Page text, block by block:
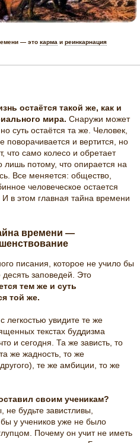
— это карма и реинкарнация
остаётся такой же, как и
мира. Снаружи может
суть остаётся та же. Человек,
поворачивается и вертится, но
что само колесо и обретает
лишь потому, что опирается на
Все меняется: общество,
человеческое остается
в этом главная тайна времени
времени —
писания, которое не учило бы
заповедей. Это
тем же и суть
той же.
увидите те же
текстах буддизма
и сегодня. Та же зависть, то
же жадность, то же
те же амбиции, то же
своим ученикам?
не будьте завистливы,
бы у учеников уже не было
Почему он учит не иметь